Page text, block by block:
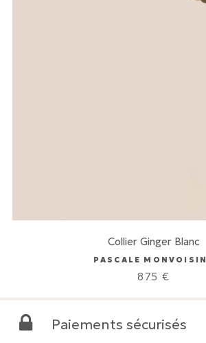
Collier Ginger Blanc
PASCALE MONVOISIN
875€
Paiements sécurisés